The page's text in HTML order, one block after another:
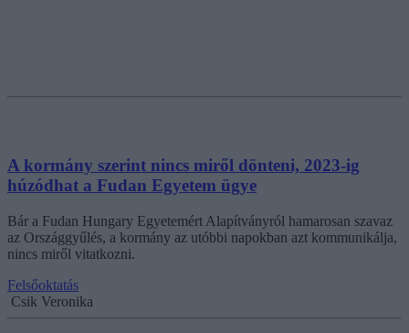
A kormány szerint nincs miről dönteni, 2023-ig
húzódhat a Fudan Egyetem ügye
Bár a Fudan Hungary Egyetemért Alapítványról hamarosan szavaz
az Országgyűlés, a kormány az utóbbi napokban azt kommunikálja,
nincs miről vitatkozni.
Felsőoktatás
Csik Veronika